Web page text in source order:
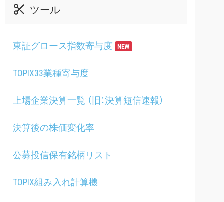
ツール
東証グロース指数寄与度 NEW
TOPIX33業種寄与度
上場企業決算一覧 （旧：決算短信速報）
決算後の株価変化率
公募投信保有銘柄リスト
TOPIX組み入れ計算機